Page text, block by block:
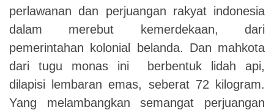
perlawanan dan perjuangan rakyat indonesia
dalam merebut kemerdekaan, dari
pemerintahan kolonial belanda. Dan mahkota
dari tugu monas ini berbentuk lidah api,
dilapisi lembaran emas, seberat 72 kilogram.
Yang melambangkan semangat perjuangan